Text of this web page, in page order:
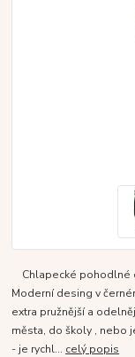
Chlapecké pohodlné
Moderní desing v
extra pružnější a
města, do školy , nebo
- je rychl... celý popis